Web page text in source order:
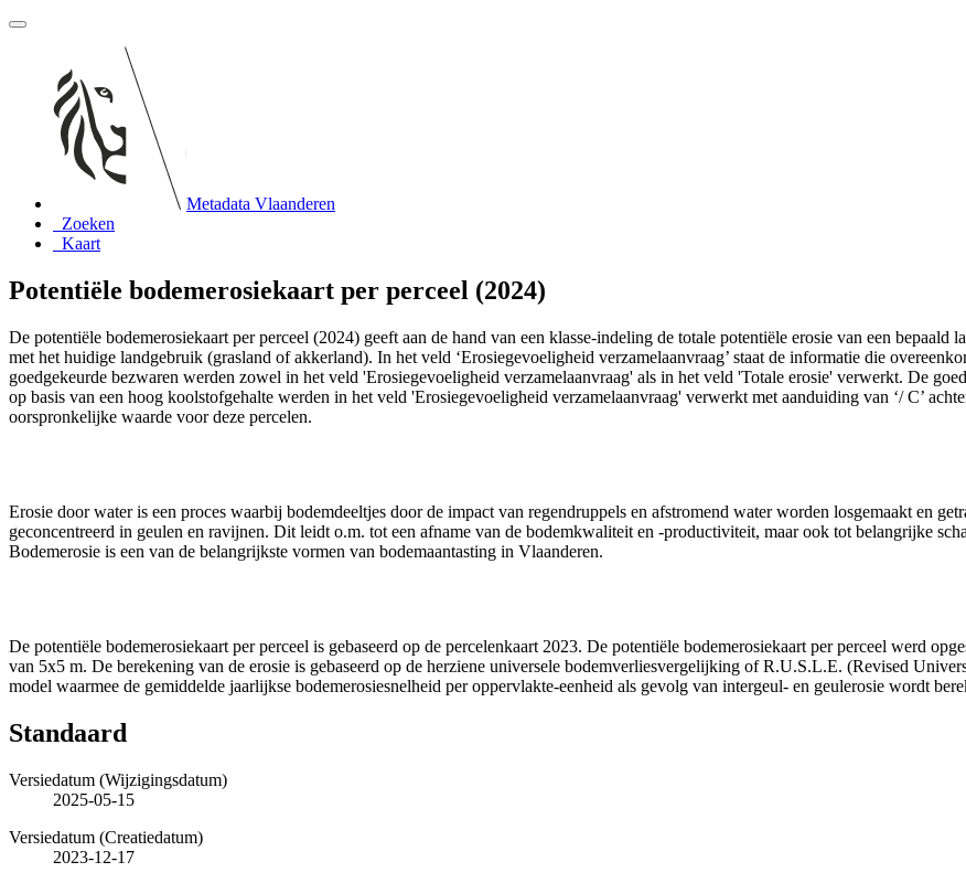
Metadata Vlaanderen
Zoeken
Kaart
Potentiële bodemerosiekaart per perceel (2024)
De potentiële bodemerosiekaart per perceel (2024) geeft aan de hand van een klasse-indeling de totale potentiële erosie van een
met het huidige landgebruik (grasland of akkerland). In het veld ‘Erosiegevoeligheid verzamelaanvraag’ staat de informatie die
goedgekeurde bezwaren werden zowel in het veld 'Erosiegevoeligheid verzamelaanvraag' als in het veld 'Totale erosie' verwerkt. De
op basis van een hoog koolstofgehalte werden in het veld 'Erosiegevoeligheid verzamelaanvraag' verwerkt met aanduiding van ‘/ C’
oorspronkelijke waarde voor deze percelen.
Erosie door water is een proces waarbij bodemdeeltjes door de impact van regendruppels en afstromend water worden losgemaakt en
geconcentreerd in geulen en ravijnen. Dit leidt o.m. tot een afname van de bodemkwaliteit en -productiviteit, maar ook tot belangrijke
Bodemerosie is een van de belangrijkste vormen van bodemaantasting in Vlaanderen.
De potentiële bodemerosiekaart per perceel is gebaseerd op de percelenkaart 2023. De potentiële bodemerosiekaart per perceel werd
van 5x5 m. De berekening van de erosie is gebaseerd op de herziene universele bodemverliesvergelijking of R.U.S.L.E. (Revised
model waarmee de gemiddelde jaarlijkse bodemerosiesnelheid per oppervlakte-eenheid als gevolg van intergeul- en geulerosie wordt
Standaard
Versiedatum (Wijzigingsdatum)
2025-05-15
Versiedatum (Creatiedatum)
2023-12-17